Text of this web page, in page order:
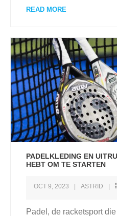
READ MORE
PADELKLEDING EN
HEBT OM TE STARTEN
OCT 9, 2023 ASTRID
Padel, de racketsport